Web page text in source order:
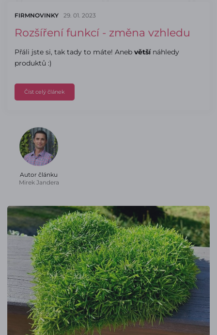
FIRMNOVINKY 29. 01. 2023
Rozšíření funkcí - změna vzhledu
Přáli jste si, tak tady to máte! Aneb většínáhledy
produktů :)
Číst celý článek
Autor článku
Mirek Jandera